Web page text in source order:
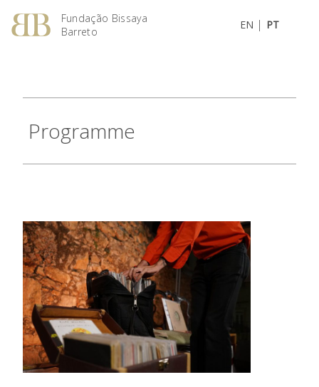
Fundação Bissaya
Barreto
EN | PT
Programme